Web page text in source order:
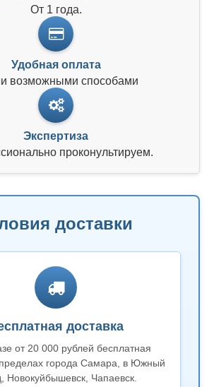
От 1 года.
Удобная оплата
возможными способами
Экспертиза
проконультируем.
доставки
доставка
от 20 000 рублей бесплатная
пределах города Самара, в Южный
Новокуйбышевск, Чапаевск.